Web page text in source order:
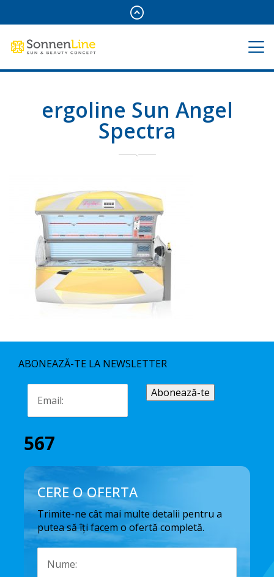
ergoline Sun Angel
Spectra
ABONEAZĂ-TE LA NEWSLETTER
567
CERE O OFERTA
Trimite-ne cât mai multe detalii pentru a
putea să îți facem o ofertă completă.